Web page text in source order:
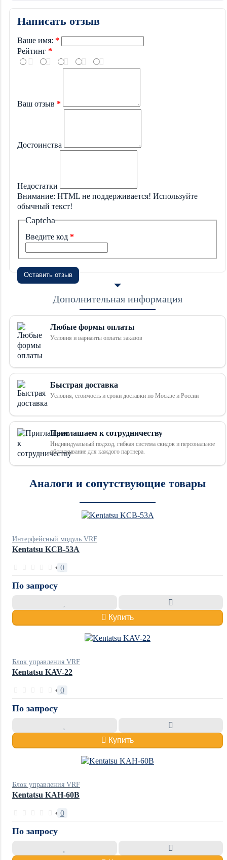
Написать отзыв
Ваше имя:
Рейтинг
Ваш отзыв
Достоинства
Недостатки
Внимание: HTML не поддерживается! Используйте
обычный текст!
Captcha
Введите код
Оставить отзыв
Дополнительная информация
Любые формы оплаты
Условия и варианты оплаты заказов
Быстрая доставка
Условия, стоимость и сроки доставки по Москве и России
Приглашаем к сотрудничеству
Индивидуальный подход, гибкая система скидок и персональное
обслуживание для каждого партнера.
Аналоги и сопутствующие товары
Интерфейсный модуль VRF
Kentatsu KCB-53A
0
По запросу
Купить
Блок управления VRF
Kentatsu KAV-22
0
По запросу
Купить
Блок управления VRF
Kentatsu KAH-60B
0
По запросу